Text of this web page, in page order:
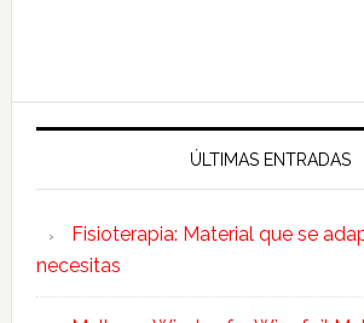
ÚLTIMAS ENTRADAS
Fisioterapia: Material que se
necesitas